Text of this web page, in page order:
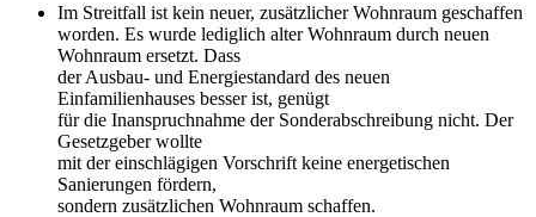
Im Streitfall ist kein neuer, zusätzlicher Wohnraum geschaffen
worden. Es wurde lediglich alter Wohnraum durch neuen
Wohnraum ersetzt. Dass
der Ausbau- und Energiestandard des neuen
Einfamilienhauses besser ist, genügt
für die Inanspruchnahme der Sonderabschreibung nicht. Der
Gesetzgeber wollte
mit der einschlägigen Vorschrift keine energetischen
Sanierungen fördern,
sondern zusätzlichen Wohnraum schaffen.